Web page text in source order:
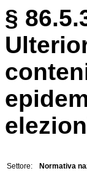
§
Settore:
Normativa